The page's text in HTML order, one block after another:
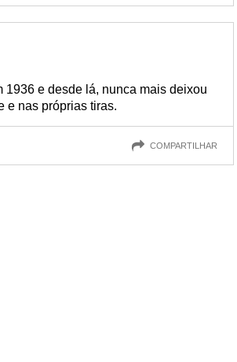
e desde lá, nunca mais deixou
e nas próprias tiras.
COMPARTILHAR